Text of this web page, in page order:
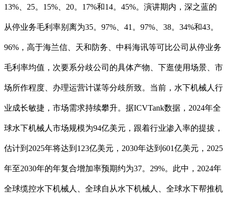
13%、25。15%、20。17%和14。45%。演讲期内，深之蓝的
从停业务毛利率别离为35。97%、41。97%、38。34%和43。
96%，高于海兰信、天和防务、中科海讯等可比公司从停业务
毛利率均值，次要系分歧公司的具体产物、下逛使用场景、市
场所作程度、办理运营计谋等分歧所致。当前，水下机械人行
业成长敏捷，市场需求持续攀升。据ICVTank数据，2024年全
球水下机械人市场规模为94亿美元，跟着行业渗入率的提拔，
估计到2025年将达到123亿美元，2030年达到601亿美元，2025
年至2030年的年复合增加率预期约为37。29%。此中，2024年
全球缆控水下机械人、全球自从水下机械人、全球水下帮推机